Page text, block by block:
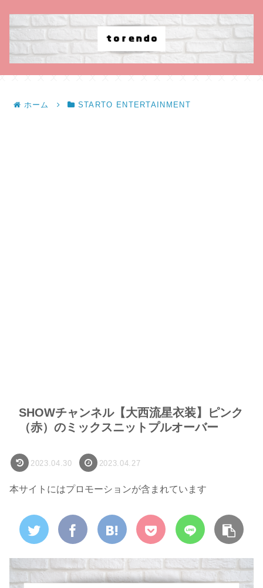
ホーム STARTO ENTERTAINMENT
SHOWチャンネル【大西流星衣装】ピンク
（赤）のミックスニットプルオーバー
2023.04.30 2023.04.27
本サイトにはプロモーションが含まれています